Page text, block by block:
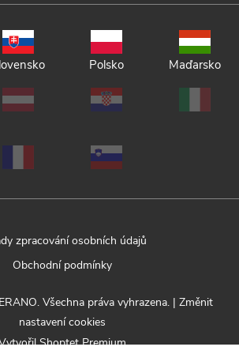
Polsko Maďarsko
zpracování osobních údajů
Obchodní podmínky
Shoptet Premium
. Všechna práva vyhrazena. | Změnit
nastavení cookies